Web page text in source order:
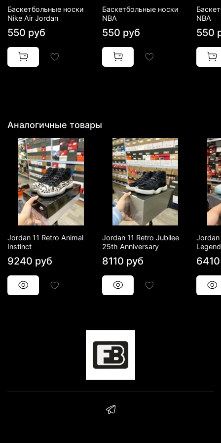
Баскетбольные носки
Nike Air Jordan
550 руб
Баскетбольные носки
NBA
550 руб
NBA
550
Аналогичные товары
Jordan 11 Retro Animal
Instinct
9240 руб
Jordan 11 Retro Jubilee
25th Anniversary
8110 руб
Jordan